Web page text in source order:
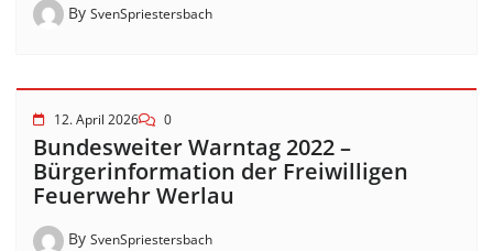
By SvenSpriestersbach
12. April 2026 0
Bundesweiter Warntag 2022 –
Bürgerinformation der Freiwilligen
Feuerwehr Werlau
By SvenSpriestersbach